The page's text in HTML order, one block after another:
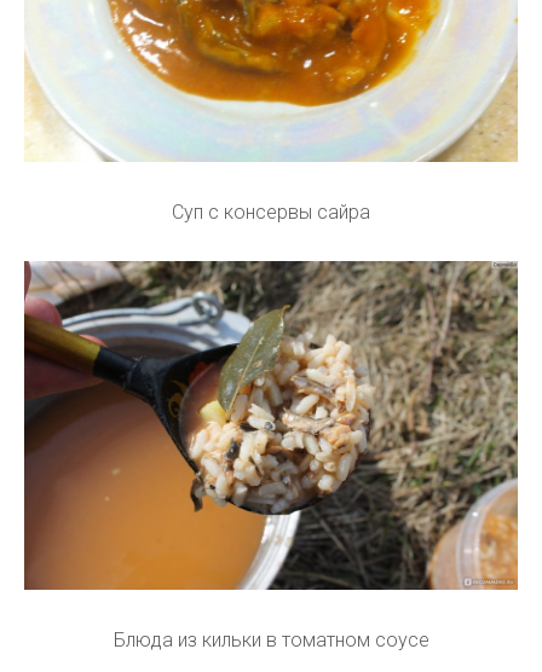
Суп с консервы сайра
Блюда из кильки в томатном соусе